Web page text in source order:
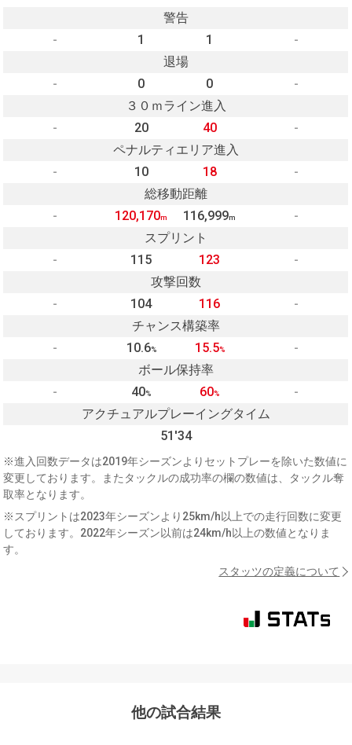
警告
-
1 1
-
退場
-
0 0
-
３０ｍライン進入
-
20 40
-
ペナルティエリア進入
-
10 18
-
総移動距離
-
120,170m 116,999m
-
スプリント
-
115 123
-
攻撃回数
-
104 116
-
チャンス構築率
-
10.6% 15.5%
-
ボール保持率
-
40% 60%
-
アクチュアルプレーイングタイム
51'34
※進入回数データは2019年シーズンよりセットプレーを除いた数値に
変更しております。またタックルの成功率の欄の数値は、タックル奪
取率となります。
※スプリントは2023年シーズンより25km/h以上での走行回数に変更
しております。2022年シーズン以前は24km/h以上の数値となりま
す。
スタッツの定義について
他の試合結果